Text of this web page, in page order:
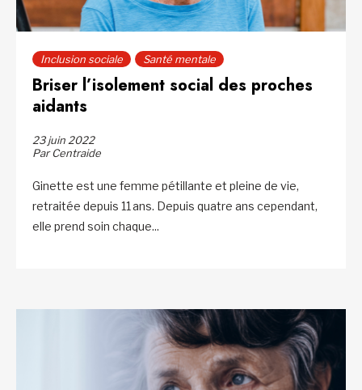
Inclusion sociale Santé mentale
Briser l’isolement social des proches
aidants
23 juin 2022
Par Centraide
Ginette est une femme pétillante et pleine de vie,
retraitée depuis 11 ans. Depuis quatre ans cependant,
elle prend soin chaque...